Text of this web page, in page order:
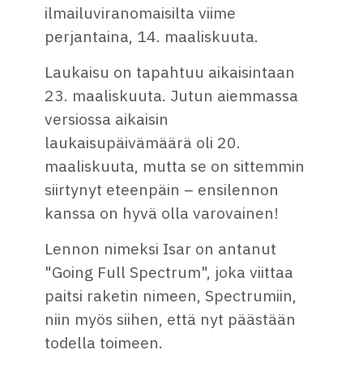
ilmailuviranomaisilta viime
perjantaina, 14. maaliskuuta.
Laukaisu on tapahtuu aikaisintaan
23. maaliskuuta. Jutun aiemmassa
versiossa aikaisin
laukaisupäivämäärä oli 20.
maaliskuuta, mutta se on sittemmin
siirtynyt eteenpäin – ensilennon
kanssa on hyvä olla varovainen!
Lennon nimeksi Isar on antanut
"Going Full Spectrum", joka viittaa
paitsi raketin nimeen, Spectrumiin,
niin myös siihen, että nyt päästään
todella toimeen.